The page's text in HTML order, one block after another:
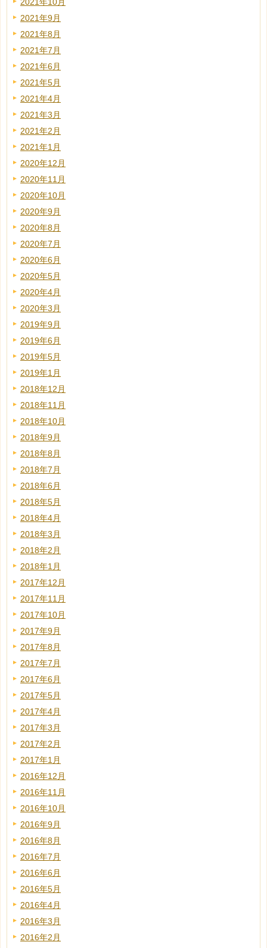
2021年9月
2021年8月
2021年7月
2021年6月
2021年5月
2021年4月
2021年3月
2021年2月
2021年1月
2020年12月
2020年11月
2020年10月
2020年9月
2020年8月
2020年7月
2020年6月
2020年5月
2020年4月
2020年3月
2019年9月
2019年6月
2019年5月
2019年1月
2018年12月
2018年11月
2018年10月
2018年9月
2018年8月
2018年7月
2018年6月
2018年5月
2018年4月
2018年3月
2018年2月
2018年1月
2017年12月
2017年11月
2017年10月
2017年9月
2017年8月
2017年7月
2017年6月
2017年5月
2017年4月
2017年3月
2017年2月
2017年1月
2016年12月
2016年11月
2016年10月
2016年9月
2016年8月
2016年7月
2016年6月
2016年5月
2016年4月
2016年3月
2016年2月